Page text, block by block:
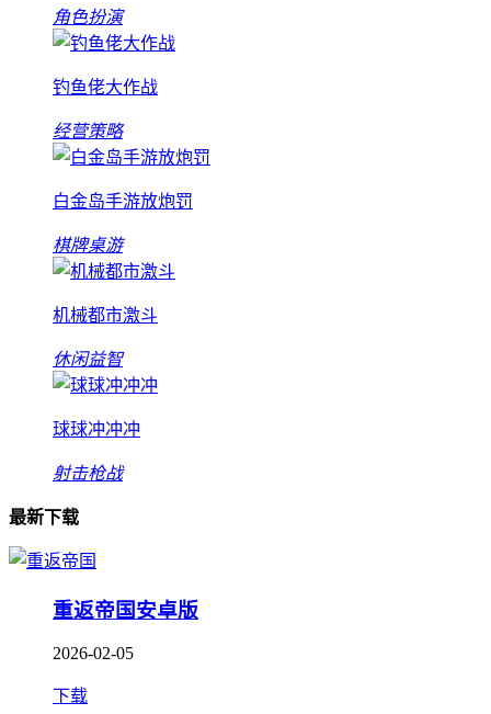
角色扮演
钓鱼佬大作战
经营策略
白金岛手游放炮罚
棋牌桌游
机械都市激斗
休闲益智
球球冲冲冲
射击枪战
最新下载
重返帝国安卓版
2026-02-05
下载